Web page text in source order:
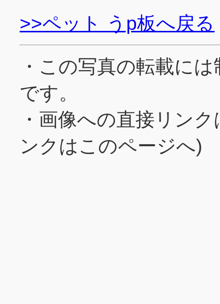
>>ペット うp板へ戻る
・この写真の転載に
です。
・画像への直接リン
ンクはこのページへ)